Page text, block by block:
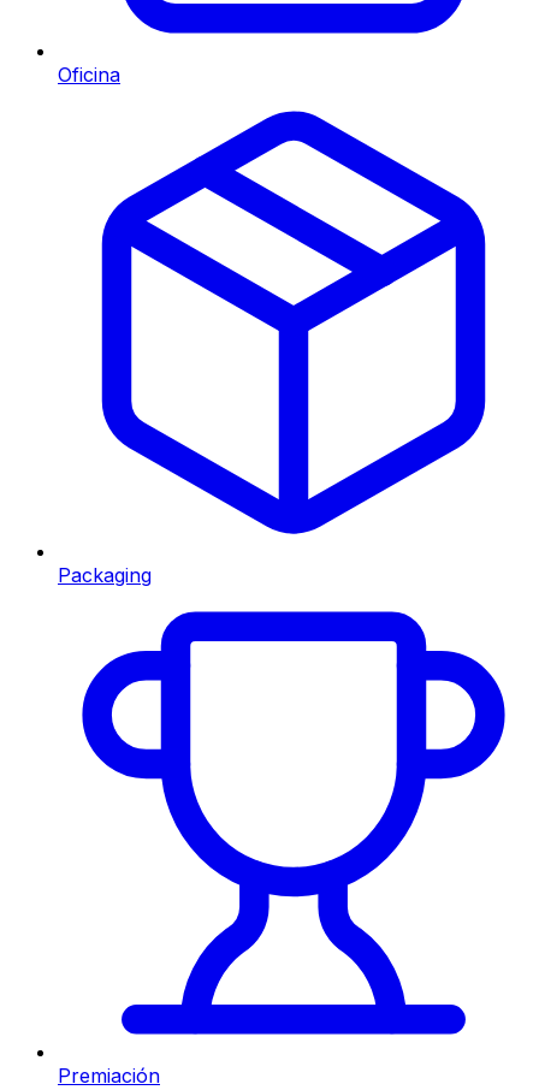
Oficina
Packaging
Premiación